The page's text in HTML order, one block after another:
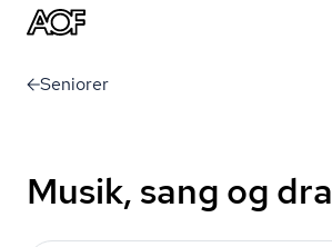
Seniorer
Musik, sang og